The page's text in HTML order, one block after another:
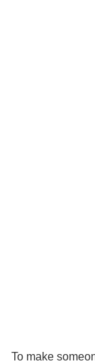
To make